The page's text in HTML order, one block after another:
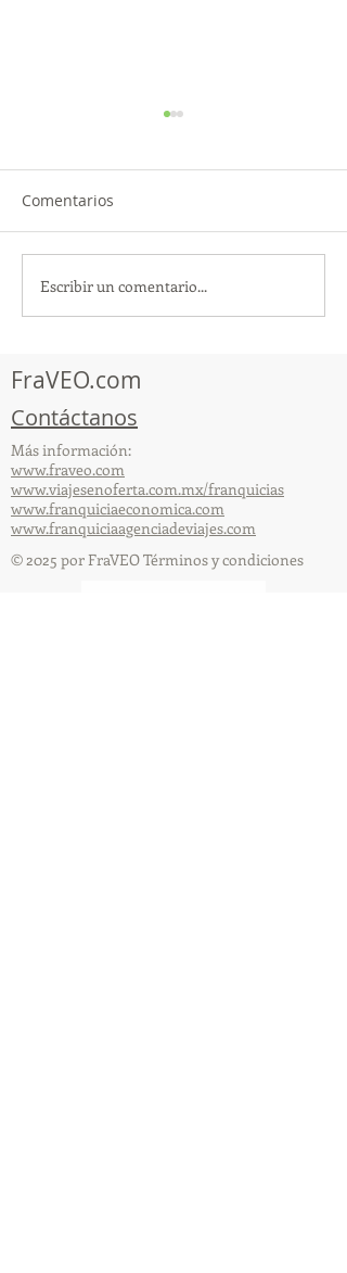
¡Acapulco y Guerrero se
Visten de Fiesta!
Comentarios
Escribir un comentario...
FraVEO.com
Contáctanos
Más información:
www.fraveo.com
www.viajesenoferta.com.mx/franquicias
www.franquiciaeconomica.com
www.franquiciaagenciadeviajes.com
© 2025 por FraVEO Términos y condiciones